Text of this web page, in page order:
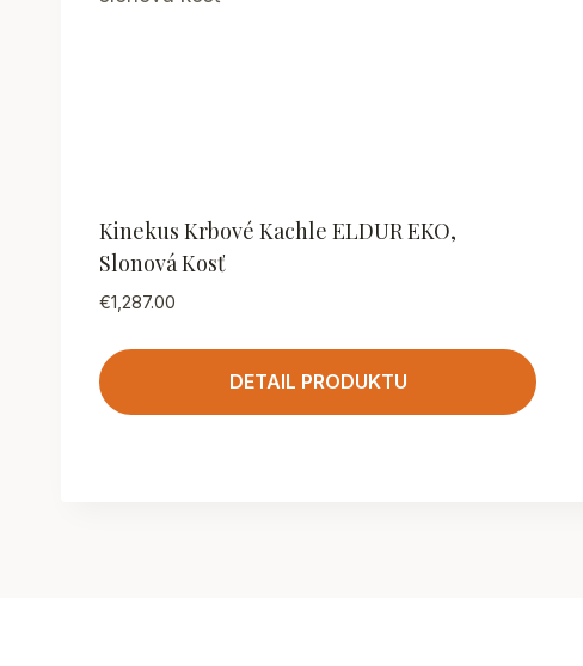
Kinekus Krbové Kachle ELDUR EKO,
Slonová Kosť
€1,287.00
DETAIL PRODUKTU